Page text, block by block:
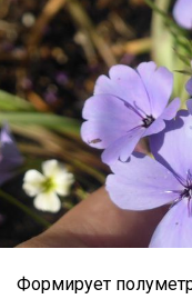
Формирует